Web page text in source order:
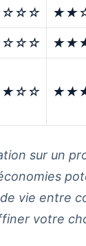
sur un
vie entre
votre